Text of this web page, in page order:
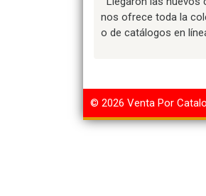
nos ofrece toda la
o de catálogos en
© 2026 Venta Por